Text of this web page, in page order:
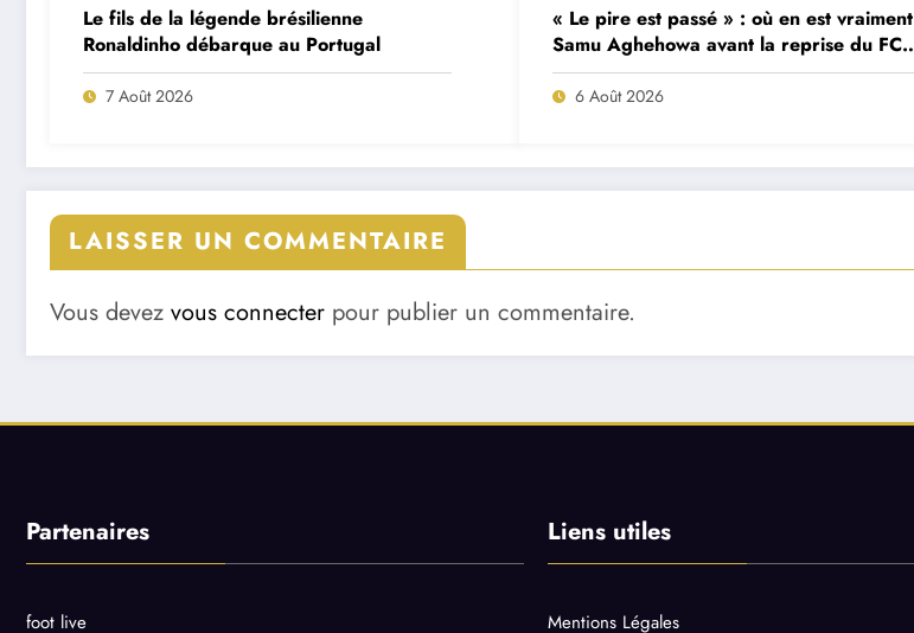
Le fils de la légende brésilienne
Ronaldinho débarque au Portugal
7 Août 2026
« Le pire est passé » : où en est vraiment
Samu Aghehowa avant la reprise du FC
Porto ?
6 Août 2026
LAISSER UN COMMENTAIRE
Vous devez vous connecter pour publier un commentaire.
Partenaires
foot live
Liens utiles
Mentions Légales